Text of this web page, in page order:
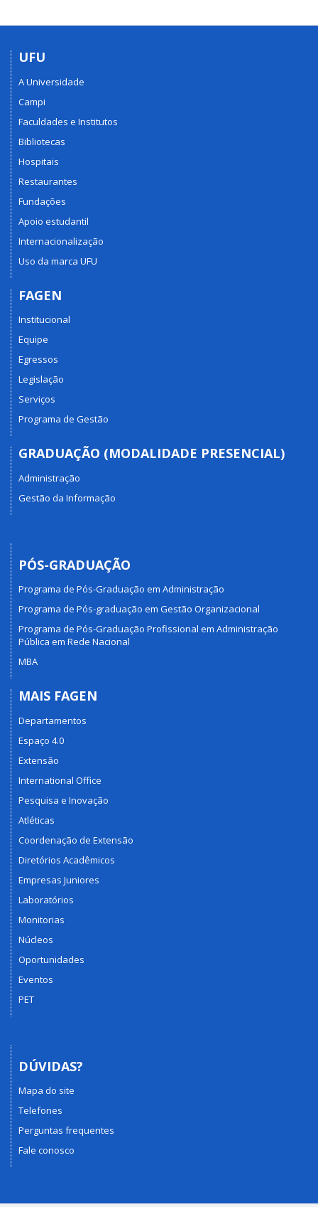
UFU
A Universidade
Campi
Faculdades e Institutos
Bibliotecas
Hospitais
Restaurantes
Fundações
Apoio estudantil
Internacionalização
Uso da marca UFU
FAGEN
Institucional
Equipe
Egressos
Legislação
Serviços
Programa de Gestão
GRADUAÇÃO (MODALIDADE PRESENCIAL)
Administração
Gestão da Informação
PÓS-GRADUAÇÃO
Programa de Pós-Graduação em Administração
Programa de Pós-graduação em Gestão Organizacional
Programa de Pós-Graduação Profissional em Administração
Pública em Rede Nacional
MBA
MAIS FAGEN
Departamentos
Espaço 4.0
Extensão
International Office
Pesquisa e Inovação
Atléticas
Coordenação de Extensão
Diretórios Acadêmicos
Empresas Juniores
Laboratórios
Monitorias
Núcleos
Oportunidades
Eventos
PET
DÚVIDAS?
Mapa do site
Telefones
Perguntas frequentes
Fale conosco